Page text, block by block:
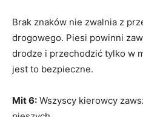
Brak znaków nie zwalnia z
drogowego. Piesi powinni
drodze i przechodzić tylko w
jest to bezpieczne.
Mit 6: Wszyscy kierowcy